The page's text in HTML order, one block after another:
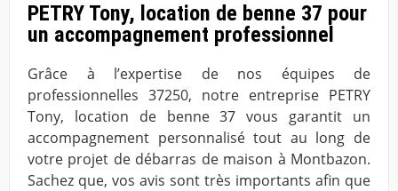
PETRY Tony, location de benne 37 pour
un accompagnement professionnel
Grâce à l’expertise de nos équipes de
professionnelles 37250, notre entreprise PETRY
Tony, location de benne 37 vous garantit un
accompagnement personnalisé tout au long de
votre projet de débarras de maison à Montbazon.
Sachez que, vos avis sont très importants afin que